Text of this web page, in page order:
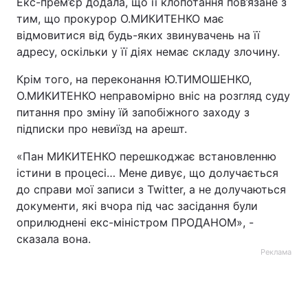
тим, що прокурор О.МИКИТЕНКО має
відмовитися від будь-яких звинувачень на її
адресу, оскільки у її діях немає складу злочину.
Крім того, на переконання Ю.ТИМОШЕНКО,
О.МИКИТЕНКО неправомірно вніс на розгляд суду
питання про зміну їй запобіжного заходу з
підписки про невиїзд на арешт.
«Пан МИКИТЕНКО перешкоджає встановленню
істини в процесі… Мене дивує, що долучається
до справи мої записи з Twitter, а не долучаються
документи, які вчора під час засідання були
оприлюднені екс-міністром ПРОДАНОМ», -
сказала вона.
Реклама